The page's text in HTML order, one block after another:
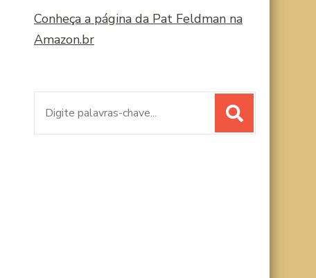
Conheça a página da Pat Feldman na
Amazon.br